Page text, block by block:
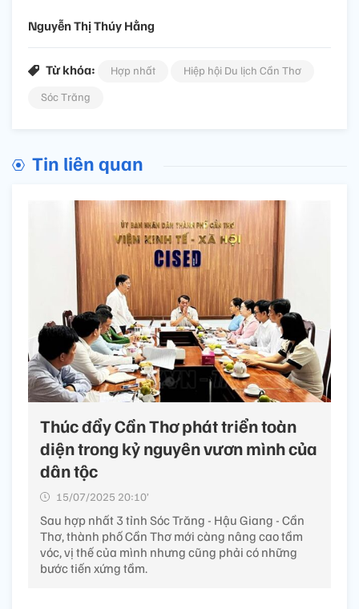
Nguyễn Thị Thúy Hằng
Từ khóa: Hợp nhất
Hiệp hội Du lịch Cần Thơ
Sóc Trăng
Tin liên quan
Thúc đẩy Cần Thơ phát triển toàn
diện trong kỷ nguyên vươn mình của
dân tộc
15/07/2025 20:10’
Sau hợp nhất 3 tỉnh Sóc Trăng - Hậu Giang - Cần
Thơ, thành phố Cần Thơ mới càng nâng cao tầm
vóc, vị thế của mình nhưng cũng phải có những
bước tiến xứng tầm.